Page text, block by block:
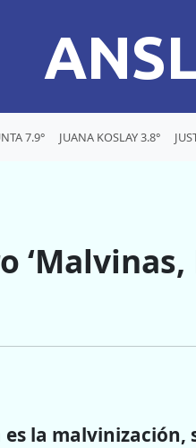
7.9° JUANA KOSLAY 3.8°
‘Malvinas,
la malvinización,